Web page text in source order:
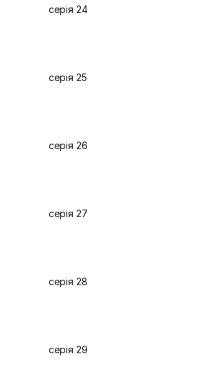
серія 24
серія 25
серія 26
серія 27
серія 28
серія 29